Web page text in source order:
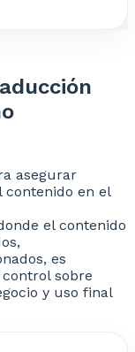
asegurar
contenido en el
el contenido
es
sobre
y uso final